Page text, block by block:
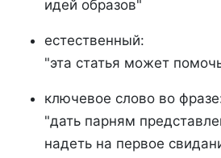
идей образов"
естественный:
"эта статья может
ключевое слово во
"дать парням
надеть на первое